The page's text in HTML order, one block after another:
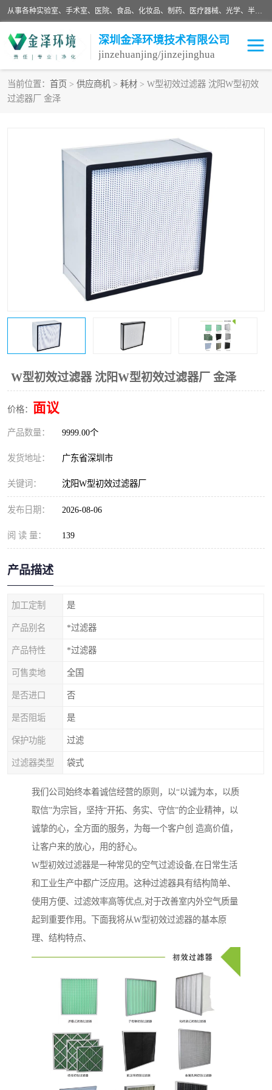
从事各种实验室、手术室、医院、食品、化妆品、制药、医疗器械、光学、半导体、精密电子等无尘车间行业的洁净车间装修设计、净化设备、恒温恒湿空调的设计制作与安装、净化系统工程项目施工及其技术支持服务。
深圳金泽环境技术有限公司
jinzehuanjing/jinzejinghua
当前位置： 首页 > 供应商机 > 耗材 > W型初效过滤器 沈阳W型初效
过滤器厂 金泽
W型初效过滤器 沈阳W型初效过滤器厂 金泽
价格： 面议
产品数量： 9999.00个
发货地址： 广东省深圳市
关键词： 沈阳W型初效过滤器厂
发布日期： 2026-08-06
阅 读 量： 139
产品描述
加工定制 是
产品别名 *过滤器
产品特性 *过滤器
可售卖地 全国
是否进口 否
是否阻垢 是
保护功能 过滤
过滤器类型 袋式
我们公司始终本着诚信经营的原则，以“以诚为本，以质
取信”为宗旨，坚持“开拓、务实、守信”的企业精神，以
诚挚的心，全方面的服务，为每一个客户创 造高价值，
让客户来的放心，用的舒心。
W型初效过滤器是一种常见的空气过滤设备,在日常生活
和工业生产中都广泛应用。这种过滤器具有结构简单、
使用方便、过滤效率高等优点,对于改善室内外空气质量
起到重要作用。下面我将从W型初效过滤器的基本原
理、结构特点、
耗材
实验室净化
手术室净化 GMP车间净化
生命工程
食品饮料
光电车间
恒温恒湿净化空调 过滤器